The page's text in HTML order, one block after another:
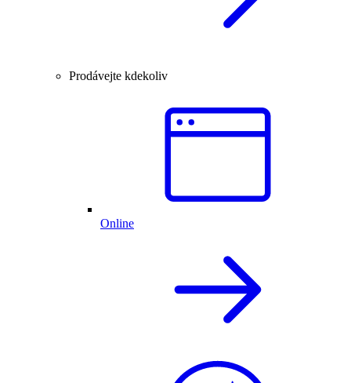
Prodávejte kdekoliv
Online